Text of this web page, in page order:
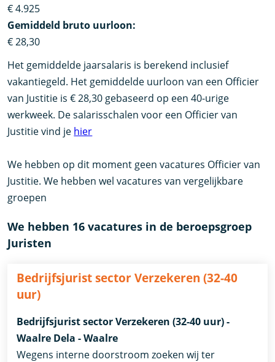
€ 4.925
Gemiddeld bruto uurloon:
€ 28,30
Het gemiddelde jaarsalaris is berekend inclusief
vakantiegeld. Het gemiddelde uurloon van een Officier
van Justitie is € 28,30 gebaseerd op een 40-urige
werkweek. De salarisschalen voor een Officier van
Justitie vind je hier
We hebben op dit moment geen vacatures Officier van
Justitie. We hebben wel vacatures van vergelijkbare
groepen
We hebben 16 vacatures in de beroepsgroep
Juristen
Bedrijfsjurist sector Verzekeren (32-40
uur)
Bedrijfsjurist sector Verzekeren (32-40 uur) -
Waalre Dela - Waalre
Wegens interne doorstroom zoeken wij ter